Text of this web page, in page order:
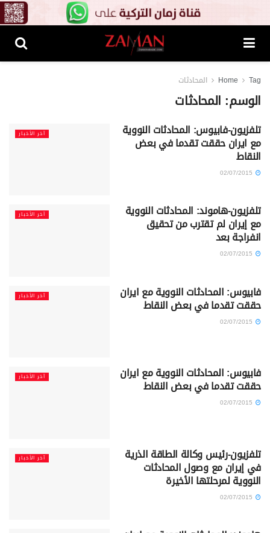
Home Tag المحادثات
الوسم: المحادثات
آخر الأخبار تلفزيون-فابيوس: المحادثات النووية
مع ايران حققت تقدما في بعض
النقاط
آخر الأخبار تلفزيون-هاموند: المحادثات النووية
مع إيران لم تقترب من تحقيق
انفراجة بعد
آخر الأخبار فابيوس: المحادثات النووية مع ايران
حققت تقدما في بعض النقاط
آخر الأخبار فابيوس: المحادثات النووية مع ايران
حققت تقدما في بعض النقاط
آخر الأخبار تلفزيون-رئيس وكالة الطاقة الذرية
في إيران مع وصول المحادثات
النووية لمرحلتها الأخيرة